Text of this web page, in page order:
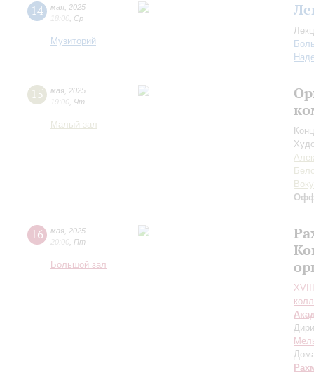
14 мая 2025
18:00 Ср
Музиторий
15 мая 2025
19:00 Чт
Малый зал
16 мая 2025
20:00 Пт
Большой зал